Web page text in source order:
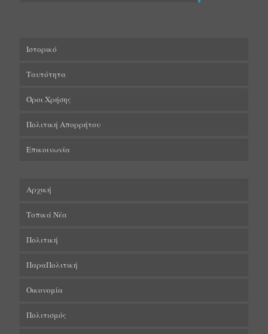
Ιστορικό
Ταυτότητα
Όροι Χρήσης
Πολιτική Απορρήτου
Επικοινωνία
Αρχική
Τοπικά Νέα
Πολιτική
ΠαραΠολιτική
Οικονομία
Πολιτισμός